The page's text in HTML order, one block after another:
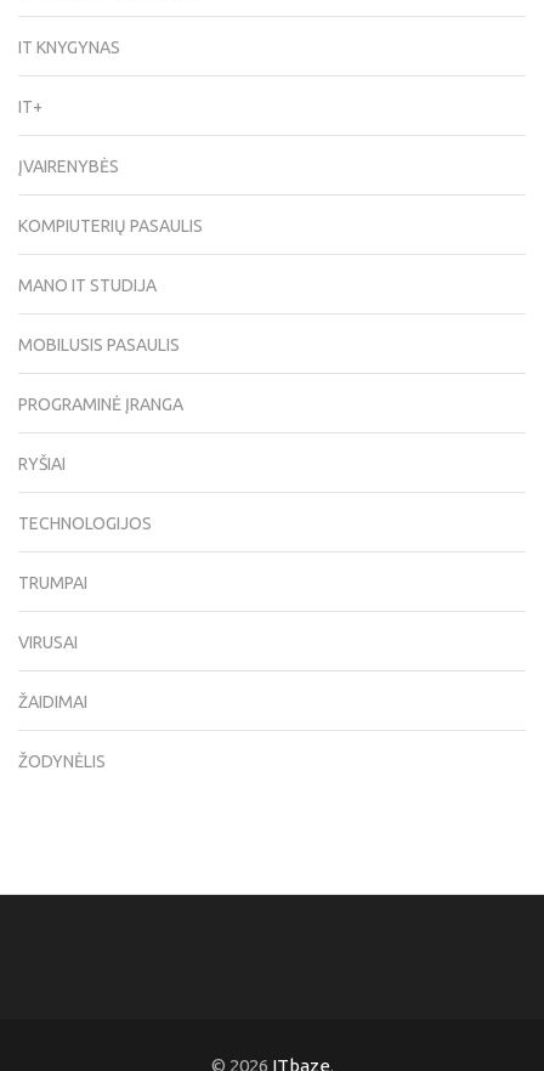
IT KNYGYNAS
IT+
ĮVAIRENYBĖS
KOMPIUTERIŲ PASAULIS
MANO IT STUDIJA
MOBILUSIS PASAULIS
PROGRAMINĖ ĮRANGA
RYŠIAI
TECHNOLOGIJOS
TRUMPAI
VIRUSAI
ŽAIDIMAI
ŽODYNĖLIS
© 2026 ITbaze.